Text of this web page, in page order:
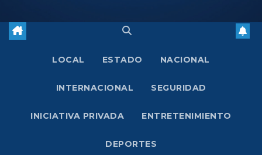
LOCAL ESTADO NACIONAL
INTERNACIONAL SEGURIDAD
INICIATIVA PRIVADA ENTRETENIMIENTO
DEPORTES